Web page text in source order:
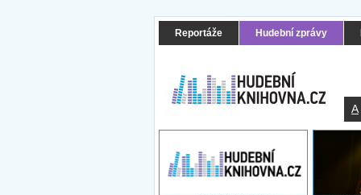
Reportáže Hudební zprávy
A